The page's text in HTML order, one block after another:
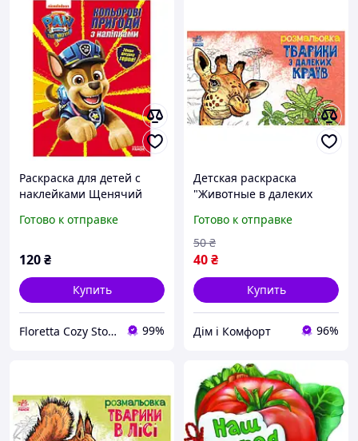
Раскраска для детей с
наклейками Щенячий
Готово к отправке
120₴
Купить
Floretta Cozy Store 99%
Детская раскраска
"Животные в далеких
продажу!
Готово к отправке
40₴
50 ₴
Купить
Дім і Комфорт 96%